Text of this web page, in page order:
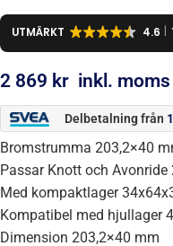
UTMÄRKT 4.6
2 869 kr inkl. moms
Delbetalning från
Bromstrumma 203,2×40
Passar Knott och
Med kompaktlager
Kompatibel med hjullager
Dimension 203,2×40 mm